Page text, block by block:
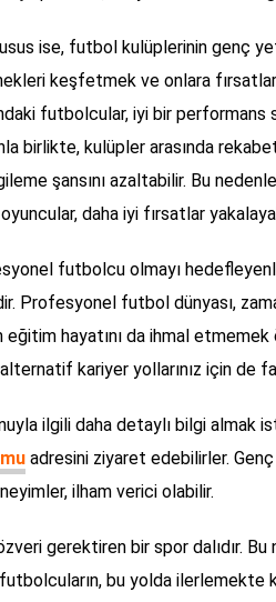
ise, futbol kulüplerinin genç
keşfetmek ve onlara
futbolcular, iyi bir
birlikte, kulüpler arasında
şansını azaltabilir. Bu
daha iyi fırsatlar
futbolcu olmayı
Profesyonel futbol dünyası,
eğitim hayatını da ihmal
kariyer yollarınız için de
ilgili daha detaylı bilgi almak
adresini ziyaret edebilirler.
ilham verici olabilir.
gerektiren bir spor dalıdır.
bu yolda ilerlemekte